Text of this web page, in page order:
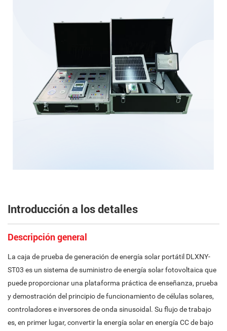
Introducción a los detalles
Descripción general
La caja de prueba de generación de energía solar portátil DLXNY-
ST03 es un sistema de suministro de energía solar fotovoltaica que
puede proporcionar una plataforma práctica de enseñanza, prueba
y demostración del principio de funcionamiento de células solares,
controladores e inversores de onda sinusoidal. Su flujo de trabajo
es, en primer lugar, convertir la energía solar en energía CC de bajo